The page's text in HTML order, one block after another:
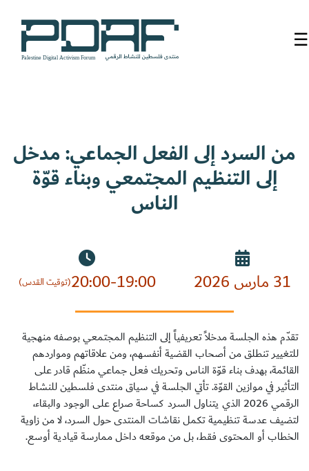
سنوات
سجل الآن
EN
☰
من السرد إلى الفعل الجماعي: مدخل
إلى التنظيم المجتمعي وبناء قوّة
الناس
31 مارس 2026 20:00-19:00(توقيت القدس)
تقدّم هذه الجلسة مدخلاً تعريفياً إلى التنظيم المجتمعي بوصفه منهجية
للتغيير تنطلق من أصحاب القضية أنفسهم، ومن علاقاتهم ومواردهم
القائمة، بهدف بناء قوّة الناس وتحريك فعل جماعي منظّم قادر على
التأثير في موازين القوّة. تأتي الجلسة في سياق منتدى فلسطين للنشاط
الرقمي 2026 الذي يتناول السرد كساحة صراع على الوجود والبقاء،
لتضيف عدسة تنظيمية تكمل نقاشات المنتدى حول السرد، لا من زاوية
الخطاب أو المحتوى فقط، بل من موقعه داخل ممارسة قيادية أوسع.